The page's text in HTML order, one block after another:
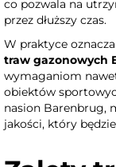
co pozwala na
przez dłuższy czas.
W praktyce
traw gazonowych
wymaganiom
obiektów
nasion Barenbrug,
jakości, który będzie